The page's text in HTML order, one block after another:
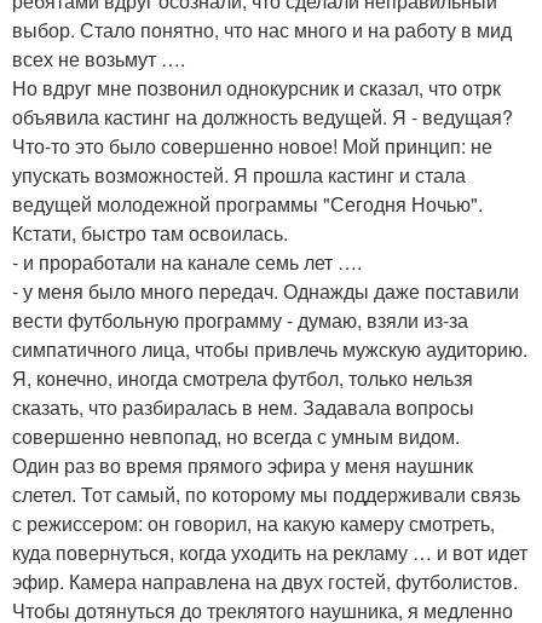
выбор. Стало понятно, что нас много и на работу в мид
всех не возьмут ….
Но вдруг мне позвонил однокурсник и сказал, что отрк
объявила кастинг на должность ведущей. Я - ведущая?
Что-то это было совершенно новое! Мой принцип: не
упускать возможностей. Я прошла кастинг и стала
ведущей молодежной программы "Сегодня Ночью".
Кстати, быстро там освоилась.
- и проработали на канале семь лет ….
- у меня было много передач. Однажды даже поставили
вести футбольную программу - думаю, взяли из-за
симпатичного лица, чтобы привлечь мужскую аудиторию.
Я, конечно, иногда смотрела футбол, только нельзя
сказать, что разбиралась в нем. Задавала вопросы
совершенно невпопад, но всегда с умным видом.
Один раз во время прямого эфира у меня наушник
слетел. Тот самый, по которому мы поддерживали связь
с режиссером: он говорил, на какую камеру смотреть,
куда повернуться, когда уходить на рекламу … и вот идет
эфир. Камера направлена на двух гостей, футболистов.
Чтобы дотянуться до треклятого наушника, я медленно